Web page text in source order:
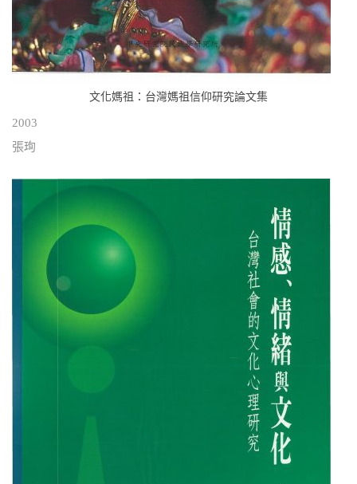
文化媽祖：台灣媽祖信仰研究論文集
2003
張珣